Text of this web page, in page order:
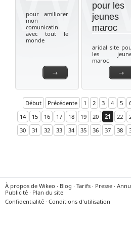
→
pour amiliorer
mon
comunicatin
avec tout le
monde
→
pour les
jeunes
maroc
aridal site
les
maroc
Début Précédente 1 2 3 4 5
14
15 16 17 18 19 20 21 22
30
31 32 33 34 35 36 37 38
À propos de Wikeo · Blog · Tarifs · Presse ·
Publicité · Plan du site
Confidentialité · Conditions d'utilisation